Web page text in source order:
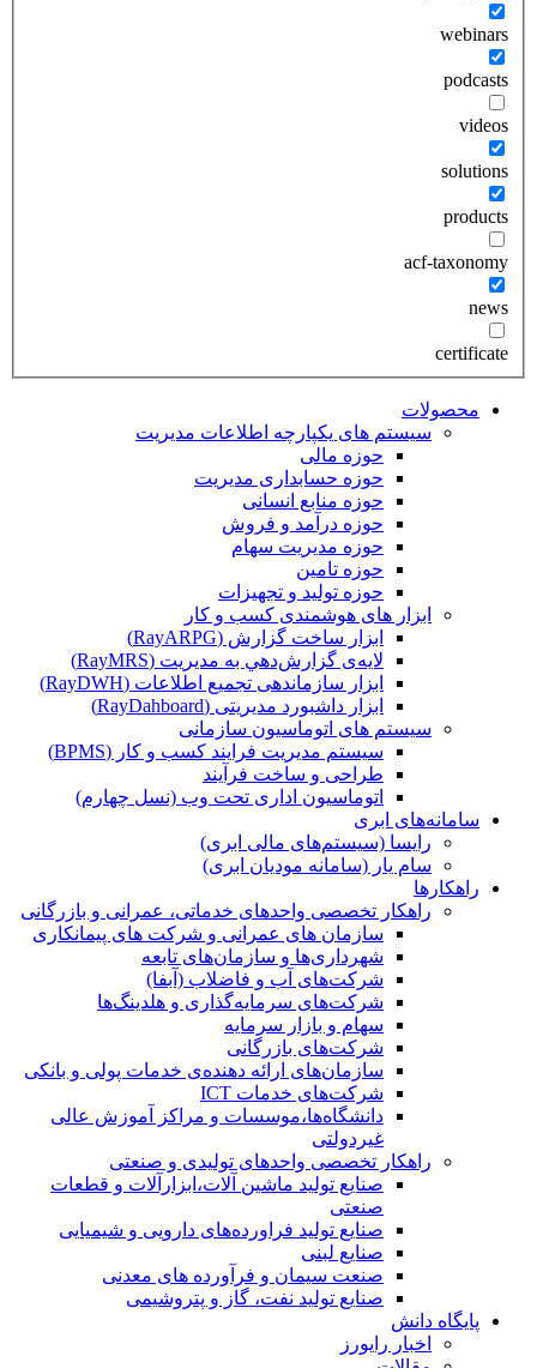
webinars
podcasts
videos
solutions
products
acf-taxonomy
news
certificate
محصولات
سیستم های یکپارچه اطلاعات مدیریت
حوزه مالی
حوزه حسابداری مدیریت
حوزه منابع انسانی
حوزه درآمد و فروش
حوزه مدیریت سهام
حوزه تامین
حوزه تولید و تجهیزات
ابزار های هوشمندی کسب و کار
ابزار ساخت گزارش (RayARPG)
لایه‌ی گزارش‌دهي به مديريت (RayMRS)
ابزار سازماندهی تجمیع اطلاعات (RayDWH)
ابزار داشبورد مدیریتی (RayDahboard)
سیستم های اتوماسیون سازمانی
سیستم مدیریت فرایند کسب و کار (BPMS)
طراحی و ساخت فرآیند
اتوماسیون اداری تحت وب (نسل چهارم)
سامانه‌های ابری
رایسا (سیستم‌های مالی ابری)
سام یار (سامانه مودیان ابری)
راهکارها
راهکار تخصصی واحدهای خدماتی، عمرانی و بازرگانی
سازمان های عمرانی و شرکت های پیمانکاری
شهرداری‌ها و سازمان‌های تابعه
شرکت‌های آب و فاضلاب (آبفا)
شرکت‌های سرمایه‌گذاری و هلدینگ‌ها
سهام و بازار سرمایه
شرکت‌های بازرگانی
سازمان‌های ارائه دهنده‌ی خدمات پولی و بانکی
شرکت‌های خدمات ICT
دانشگاه‌ها،موسسات و مراکز آموزش عالی
غیردولتی
راهکار تخصصی واحدهای تولیدی و صنعتی
صنایع توليد ماشين آلات،ابزارآلات و قطعات
صنعتی
صنایع تولید فراورده‌های دارویی و شیمیایی
صنایع لبنی
صنعت سیمان و فرآورده های معدنی
صنایع تولید نفت، گاز و پتروشيمی
پایگاه دانش
اخبار رایورز